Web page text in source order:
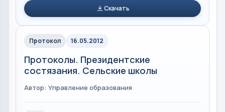
Скачать
Протокол 16.05.2012
Протоколы. Президентские
состязания. Сельские школы
Автор: Управление образования